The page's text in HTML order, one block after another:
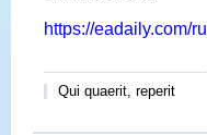
https://eadaily.com/
Qui quaerit, reperit